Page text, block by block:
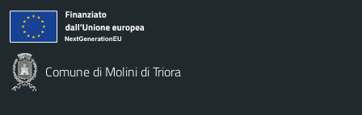
Comune di Molini di Triora